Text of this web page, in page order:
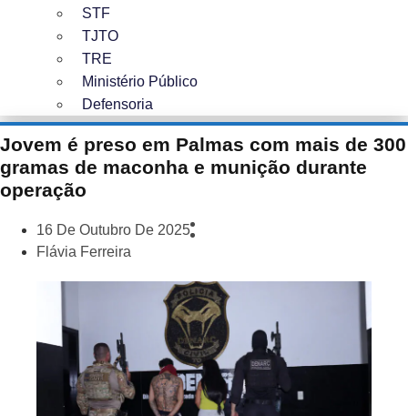
STF
TJTO
TRE
Ministério Público
Defensoria
Jovem é preso em Palmas com mais de 300
gramas de maconha e munição durante
operação
16 De Outubro De 2025
Flávia Ferreira